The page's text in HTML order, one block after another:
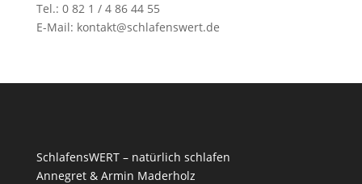
Tel.: 0 82 1 / 4 86 44 55
E-Mail: kontakt@schlafenswert.de
SchlafensWERT – natürlich schlafen
Annegret & Armin Maderholz